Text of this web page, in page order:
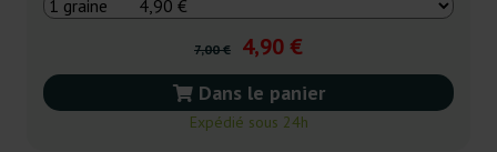
7,00 € 4,90 €
Dans le panier
Expédié sous 24h